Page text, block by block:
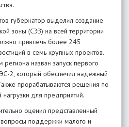
губернатор выделил создание
зоны (СЭЗ) на всей территории
привлечь более 245
в семь крупных проектов.
назван запуск первого
2, который обеспечил надежный
прорабатываются решения по
для предприятий.
оценил представленный
поддержки малого и